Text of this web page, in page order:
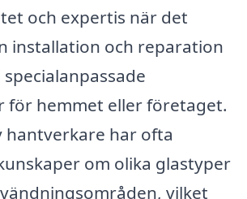
och expertis när det
installation och reparation
för hemmet eller företaget.
hantverkare har ofta
om olika glastyper
vilket